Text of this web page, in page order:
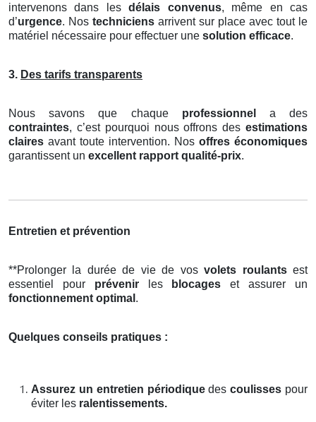
intervenons dans lesdélais convenus, même en cas
d’urgence. Nos techniciens arrivent sur place avec tout le
matériel nécessaire pour effectuer une solution efficace.
3. Des tarifs transparents
Nous savons que chaque professionnel
a des
contraintes, c’est pourquoi nous offrons des estimations
claires avant toute intervention. Nos offres économiques
garantissent un excellent rapport qualité-prix.
Entretien et prévention
**Prolonger la durée de vie de vosvolets roulantsest
essentiel pour prévenirles blocages et assurer un
fonctionnement optimal .
Quelques conseils pratiques :
Assurez un entretien périodiquedescoulisses pour
éviter les ralentissements.